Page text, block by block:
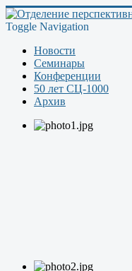
Toggle Navigation
Новости
Семинары
Конференции
50 лет СЦ-1000
Архив